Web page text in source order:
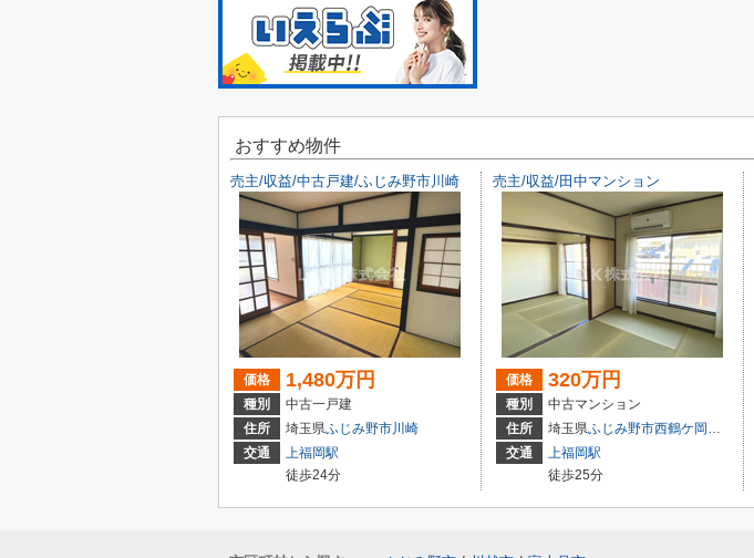
おすすめ物件
売主/収益/中古戸建/ふじみ野市川崎
価格 1,480万円
種別
中古一戸建
住所
埼玉県ふじみ野市川崎
交通
上福岡駅
徒歩24分
売主/収益/田中マンション
価格 320万円
種別
中古マンション
住所
埼玉県ふじみ野市西鶴ケ岡 ２丁目
交通
上福岡駅
徒歩25分